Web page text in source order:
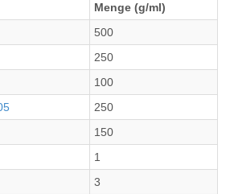
Menge (g/ml)
500
250
100
250
150
1
3